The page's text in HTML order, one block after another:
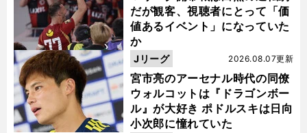
だが観客、視聴者にとって「価
値あるイベント」になっていた
か
宮市亮のアーセナル時代の同僚
ウォルコットは『ドラゴンボー
ル』が大好き ポドルスキは日向
小次郎に憧れていた
2026.08.07更新
Jリーグ